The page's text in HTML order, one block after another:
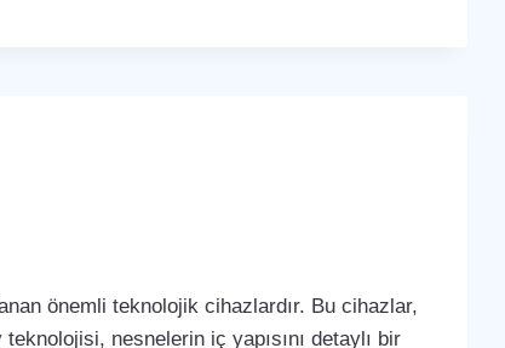
önemli teknolojik cihazlardır. Bu cihazlar,
nesnelerin iç yapısını detaylı bir